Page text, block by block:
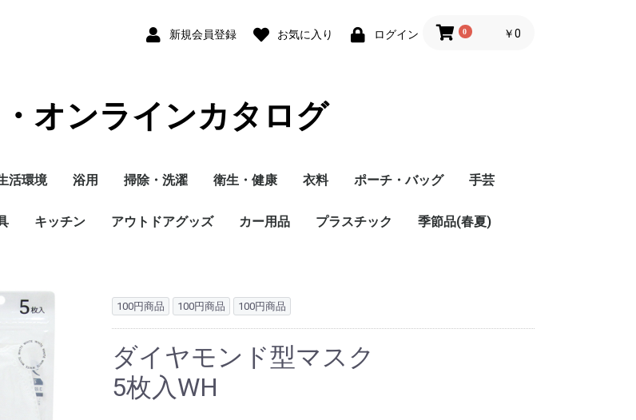
新規会員登録 お気に入り ログイン 0 ￥0
オンラインカタログ
活環境 浴用 掃除・洗濯 衛生・健康 衣料 ポーチ・バッグ 手芸
キッチン アウトドアグッズ カー用品 プラスチック 季節品(春夏)
100円商品 100円商品 100円商品
ダイヤモンド型マスク
5枚入WH